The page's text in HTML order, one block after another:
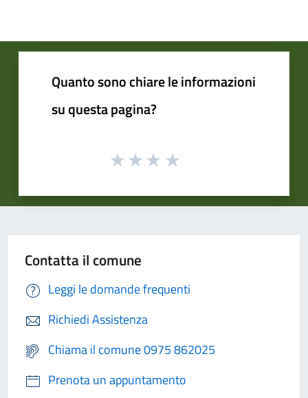
Quanto sono chiare le informazioni
su questa pagina?
Contatta il comune
Leggi le domande frequenti
Richiedi Assistenza
Chiama il comune 0975 862025
Prenota un appuntamento